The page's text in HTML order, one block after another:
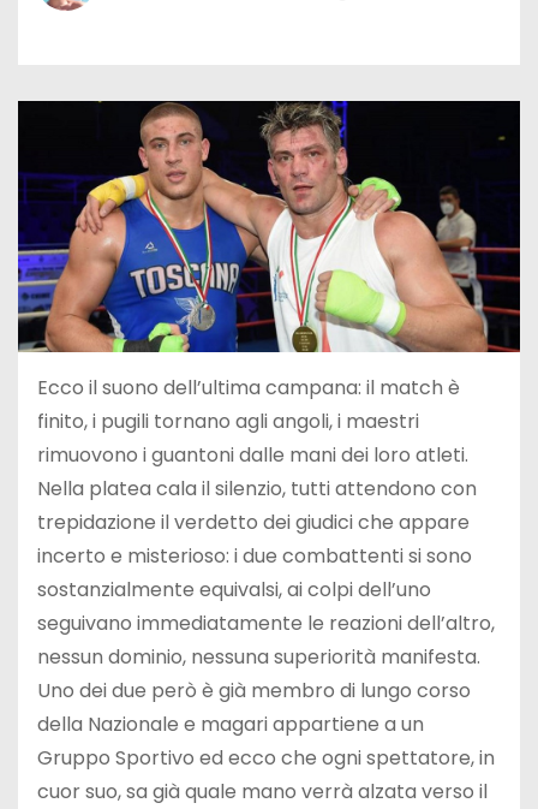
Ecco il suono dell’ultima campana: il match è
finito, i pugili tornano agli angoli, i maestri
rimuovono i guantoni dalle mani dei loro atleti.
Nella platea cala il silenzio, tutti attendono con
trepidazione il verdetto dei giudici che appare
incerto e misterioso: i due combattenti si sono
sostanzialmente equivalsi, ai colpi dell’uno
seguivano immediatamente le reazioni dell’altro,
nessun dominio, nessuna superiorità manifesta.
Uno dei due però è già membro di lungo corso
della Nazionale e magari appartiene a un
Gruppo Sportivo ed ecco che ogni spettatore, in
cuor suo, sa già quale mano verrà alzata verso il